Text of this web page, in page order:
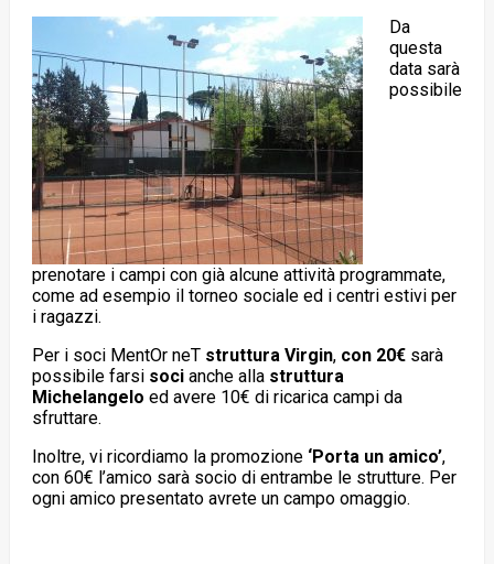
Da
questa
data sarà
possibile
prenotare i campi con già alcune attività programmate,
come ad esempio il torneo sociale ed i centri estivi per
i ragazzi.
Per i soci MentOr neT struttura Virgin, con 20€sarà
possibile farsi socianche alla struttura
Michelangelo ed avere 10€ di ricarica campi da
sfruttare.
Inoltre, vi ricordiamo la promozione ‘Porta un amico’,
con 60€ l’amico sarà socio di entrambe le strutture. Per
ogni amico presentato avrete un campo omaggio.